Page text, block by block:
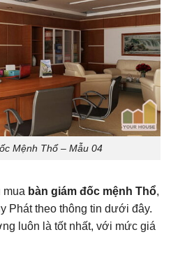
Mệnh Thổ – Mẫu 04
mua bàn giám đốc mệnh Thổ,
Phát theo thông tin dưới đây.
luôn là tốt nhất, với mức giá